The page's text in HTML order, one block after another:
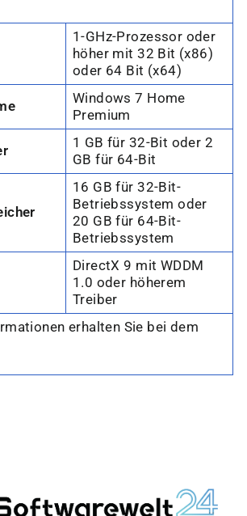
1-GHz-Prozessor oder
höher mit 32 Bit (x86)
oder 64 Bit (x64)
Windows 7 Home
Premium
1 GB für 32-Bit oder 2
GB für 64-Bit
16 GB für 32-Bit-
Betriebssystem oder
20 GB für 64-Bit-
Betriebssystem
DirectX 9 mit WDDM
1.0 oder höherem
Treiber
erhalten Sie bei dem